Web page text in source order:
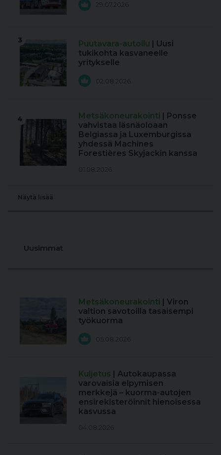
29.07.2026
3 Puutavara-autoilu | Uusi
tukikohta kasvaneelle
yritykselle
02.08.2026
4 Metsäkoneurakointi | Ponsse
vahvistaa läsnäoloaan
Belgiassa ja Luxemburgissa
yhdessä Machines
Forestières Skyjackin kanssa
01.08.2026
Näytä lisää
Uusimmat
Metsäkoneurakointi | Viron
valtion savotoilla tasaisempi
työkuorma
05.08.2026
Kuljetus | Autokaupassa
varovaisia elpymisen
merkkejä – kuorma-autojen
ensirekisteröinnit hienoisessa
kasvussa
04.08.2026